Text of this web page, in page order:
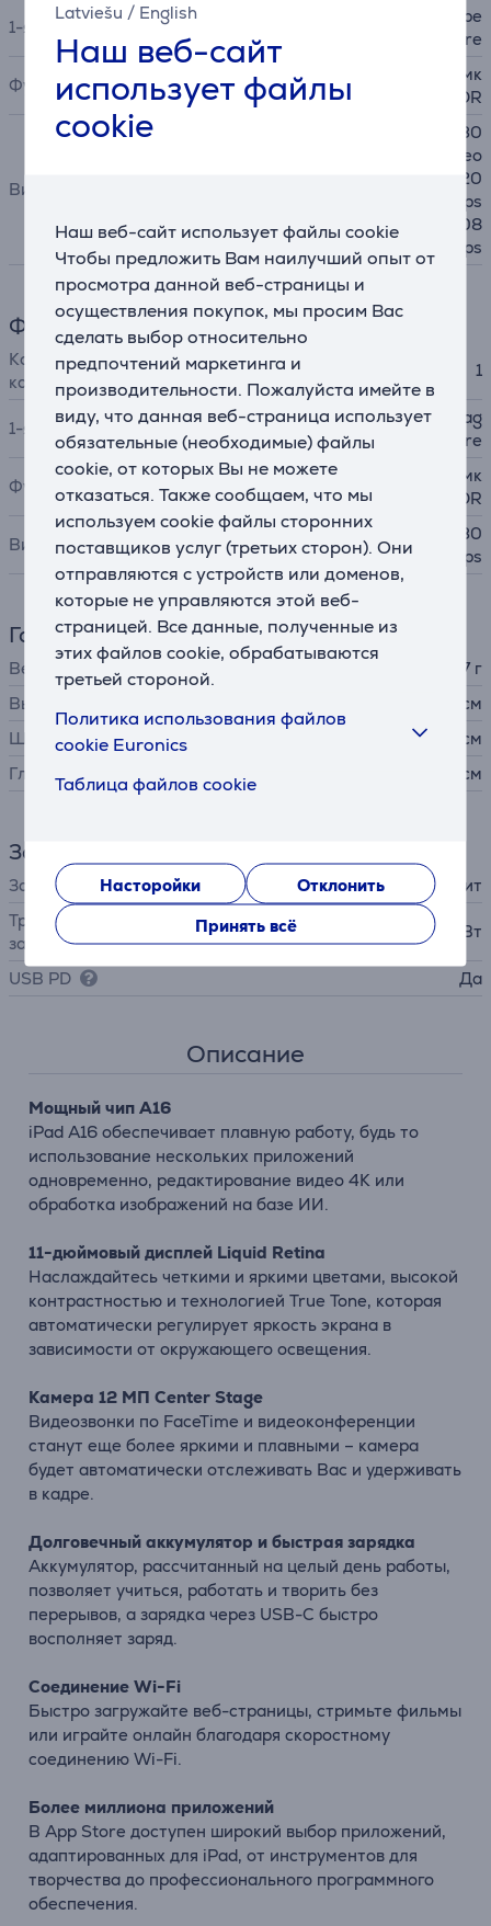
Latviešu / English
Наш веб-сайт
использует файлы
cookie
Наш веб-сайт использует файлы cookie
Чтобы предложить Вам наилучший опыт от
просмотра данной веб-страницы и
осуществления покупок, мы просим Вас
сделать выбор относительно
предпочтений маркетинга и
производительности. Пожалуйста имейте в
виду, что данная веб-страница использует
обязательные (необходимые) файлы
cookie, от которых Вы не можете
отказаться. Также сообщаем, что мы
используем cookie файлы сторонних
поставщиков услуг (третьих сторон). Они
отправляются с устройств или доменов,
которые не управляются этой веб-
страницей. Все данные, полученные из
этих файлов cookie, обрабатываются
третьей стороной.
Политика использования файлов
cookie Euronics
Таблица файлов cookie
Насторойки
Отклонить
Принять всё
1-я камера
12MP Wide camera, ƒ/1.8 ape
rture
Функции
Панорама, Серийная съемк
а, HDR
Видео
4K video @ 24 fps, 25 fps, 30
fps, 60 fps 1080p HD video
@ 25 fps, 30 fps, 60 fps 720
p HD video @ 30 fps, 60 fps
Slo‑mo video support for 108
0p @120 fps, 240 fps
Фронтальная камера
Количество фронтальных
камер
1
1-я камера
Landscape 12MP Center Stag
e camera ƒ/2.4 aperture
Функции
Smart HDR, Серийная съемк
а, HDR
Видео
1080p HD video @ 25 fps, 30
fps, 60 fps
Габариты
Вес
477 г
Высота
24,86 см
Ширина
17,95 см
Глубина
0,7 см
Зарядное устройство
Зарядное устройство
в комплект не входит
Требуемая мощность
зарядного устройства
15 - 45 Вт
USB PD Да
Описание
Мощный чип A16
iPad A16 обеспечивает плавную работу, будь то
использование нескольких приложений
одновременно, редактирование видео 4K или
обработка изображений на базе ИИ.
11-дюймовый дисплей Liquid Retina
Наслаждайтесь четкими и яркими цветами, высокой
контрастностью и технологией True Tone, которая
автоматически регулирует яркость экрана в
зависимости от окружающего освещения.
Камера 12 МП Center Stage
Видеозвонки по FaceTime и видеоконференции
станут еще более яркими и плавными – камера
будет автоматически отслеживать Вас и удерживать
в кадре.
Долговечный аккумулятор и быстрая зарядка
Аккумулятор, рассчитанный на целый день работы,
позволяет учиться, работать и творить без
перерывов, а зарядка через USB-C быстро
восполняет заряд.
Соединение Wi-Fi
Быстро загружайте веб-страницы, стримьте фильмы
или играйте онлайн благодаря скоростному
соединению Wi-Fi.
Более миллиона приложений
В App Store доступен широкий выбор приложений,
адаптированных для iPad, от инструментов для
творчества до профессионального программного
обеспечения.